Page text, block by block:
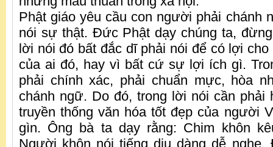
Phật giáo yêu cầu con người phải chánh
nói sự thật. Đức Phật dạy chúng ta,
lời nói đó bất đắc dĩ phải nói để có lợi
của ai đó, hay vì bất cứ sự lợi ích gì.
phải chính xác, phải chuẩn mực, hòa
chánh ngữ. Do đó, trong lời nói cần phải
truyền thống văn hóa tốt đẹp của người
gìn. Ông bà ta dạy rằng: Chim khôn
Người khôn nói tiếng dịu dàng dễ